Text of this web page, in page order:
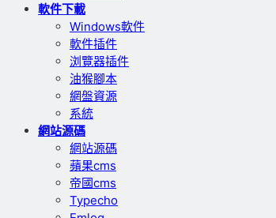
軟件下載
Windows軟件
軟件插件
浏覽器插件
油猴腳本
網盤資源
系統
網站源碼
網站源碼
蘋果cms
帝國cms
Typecho